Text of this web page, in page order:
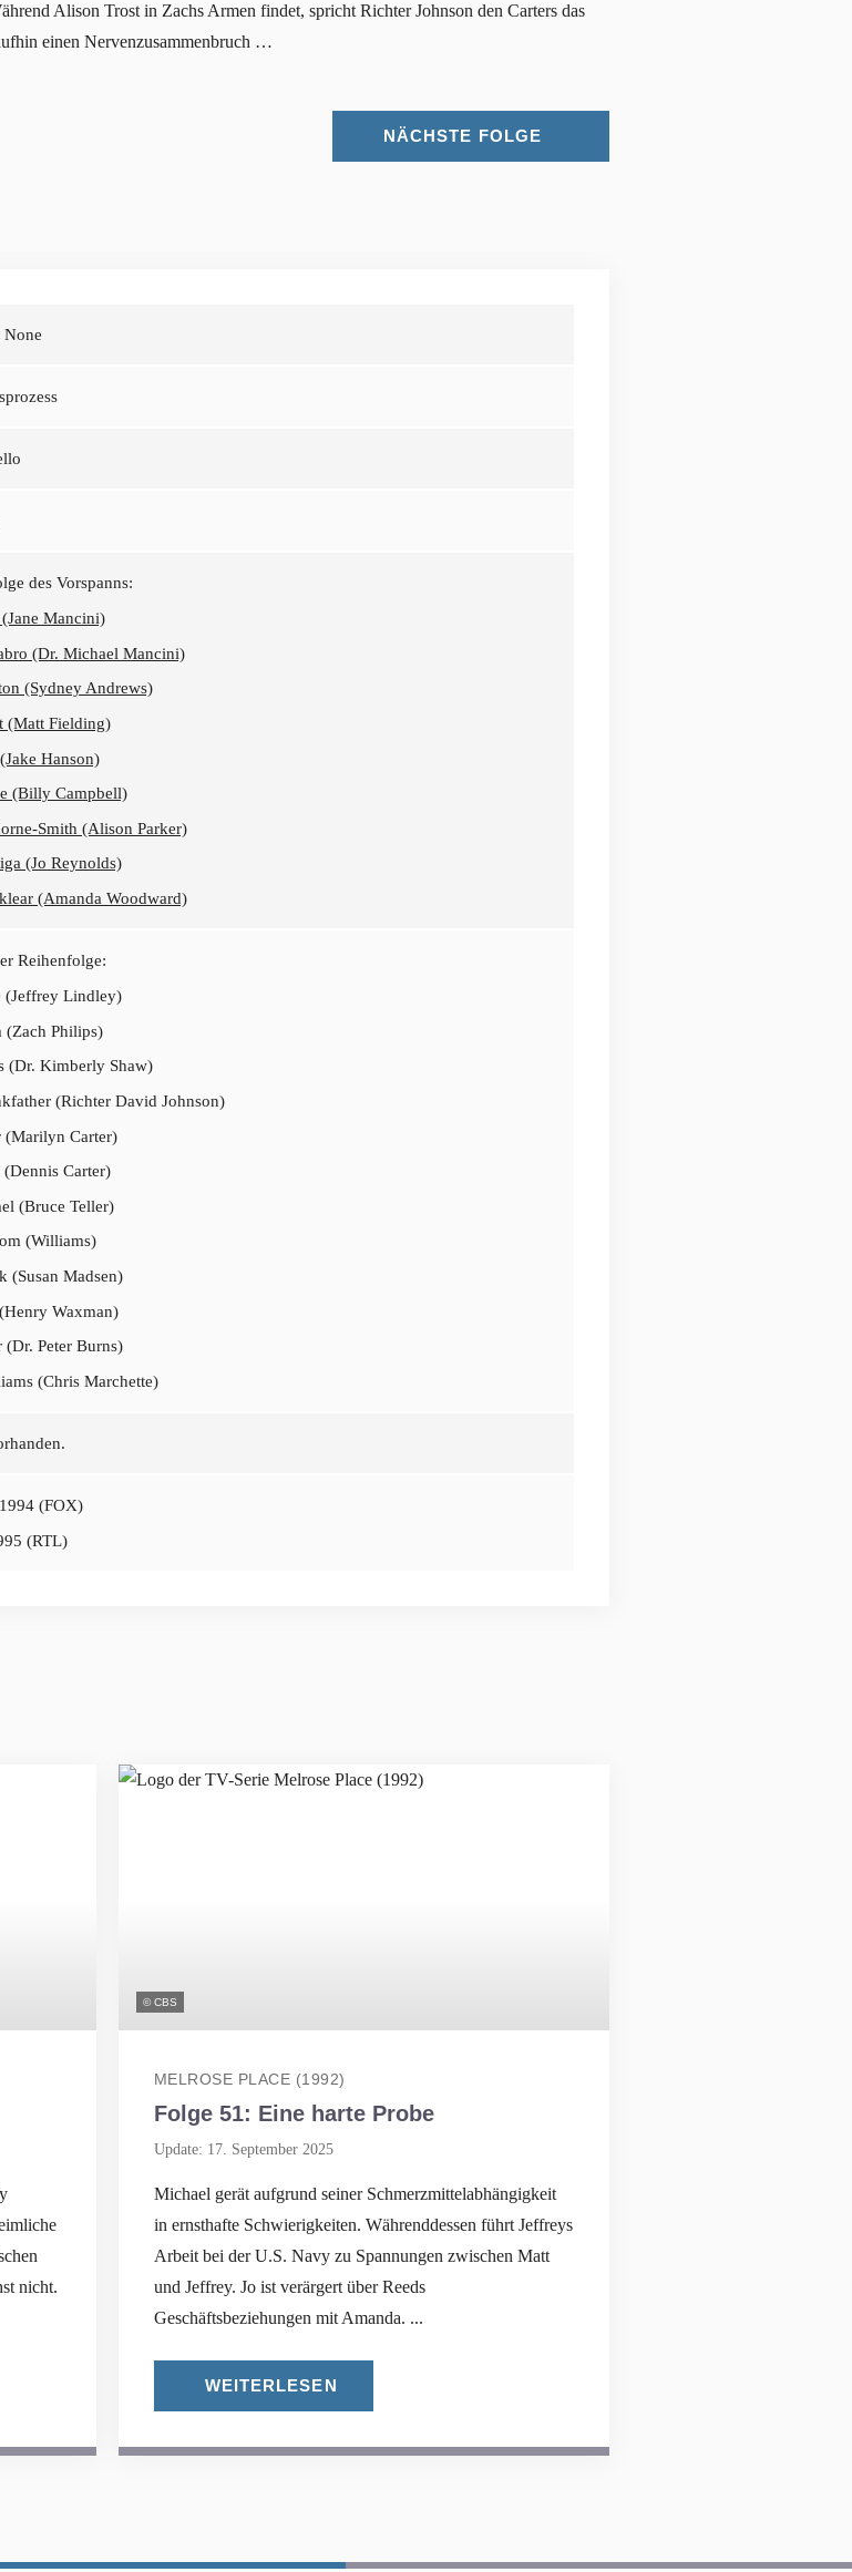
Alison Trost in Zachs Armen findet, spricht Richter Johnson den Carters das
einen Nervenzusammenbruch …
NÄCHSTE FOLGE
None
des Vorspanns:
Mancini)
(Dr. Michael Mancini)
(Sydney Andrews)
(Matt Fielding)
Hanson)
(Billy Campbell)
Smith (Alison Parker)
(Jo Reynolds)
(Amanda Woodward)
Reihenfolge:
(Jeffrey Lindley)
(Zach Philips)
(Dr. Kimberly Shaw)
(Richter David Johnson)
(Marilyn Carter)
Carter)
(Bruce Teller)
(Williams)
(Susan Madsen)
Waxman)
(Dr. Peter Burns)
(Chris Marchette)
(FOX)
(RTL)
nicht.
© CBS
MELROSE PLACE (1992)
Folge 51: Eine harte Probe
Update: 17. September 2025
Michael gerät aufgrund seiner Schmerzmittelabhängigkeit
in ernsthafte Schwierigkeiten. Währenddessen führt Jeffreys
Arbeit bei der U.S. Navy zu Spannungen zwischen Matt
und Jeffrey. Jo ist verärgert über Reeds
Geschäftsbeziehungen mit Amanda. ...
WEITERLESEN